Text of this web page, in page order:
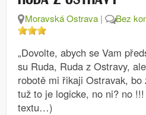
Moravská Ostrava | Bez
„Dovolte, abych se Vam
su Ruda, Ruda z Ostravy,
robotě mi řikaji Ostravak, bo
tuž to je logicke, no ni? no
textu…)